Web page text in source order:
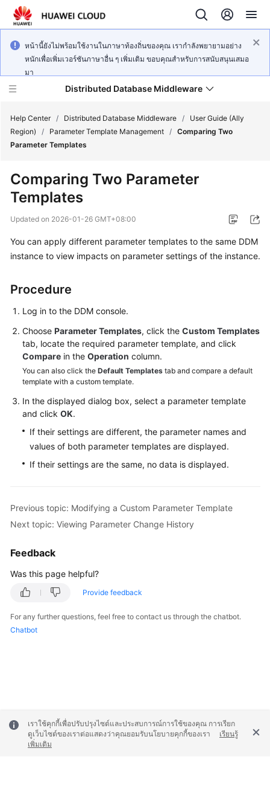
หน้านี้ยังไม่พร้อมใช้งานในภาษาท้องถิ่นของคุณ เรากำลังพยายามอย่าง
หนักเพื่อเพิ่มเวอร์ชันภาษาอื่น ๆ เพิ่มเติม ขอบคุณสำหรับการสนับสนุนเสมอ
มา
Distributed Database Middleware
Product
Service
Overview
Getting
User
Guide
Reference
SDK
Reference
Performance
White
Videos
More
Documents
Shared
Help Center / Distributed Database Middleware /
User Guide (Ally
Region)
/ Parameter Template Management / Comparing Two
Parameter Templates
Comparing Two Parameter
Templates
Updated on 2026-01-26 GMT+08:00
You can apply different parameter templates to the same DDM
instance to view impacts on parameter settings of the instance.
Procedure
Log in to the DDM console.
Choose Parameter Templates, click the Custom Templates
tab, locate the required parameter template, and click
Compare in the Operation column.
You can also click the Default Templates tab and compare a default
template with a custom template.
In the displayed dialog box, select a parameter template
and click OK.
If their settings are different, the parameter names and
values of both parameter templates are displayed.
If their settings are the same, no data is displayed.
Previous topic: Modifying a Custom Parameter Template
Next topic: Viewing Parameter Change History
Feedback
Was this page helpful?
Provide feedback
For any further questions, feel free to contact us through the chatbot.
Chatbot
เราใช้คุกกี้เพื่อปรับปรุงไซต์และประสบการณ์การใช้ของคุณ การเรียก
ดูเว็บไซต์ของเราต่อแสดงว่าคุณยอมรับนโยบายคุกกี้ของเรา
เรียนรู้
เพิ่มเติม